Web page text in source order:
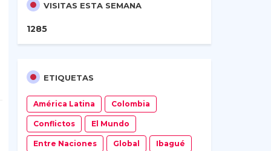
VISITAS ESTA SEMANA
1285
ETIQUETAS
América Latina Colombia
Conflictos El Mundo
Entre Naciones Global Ibagué